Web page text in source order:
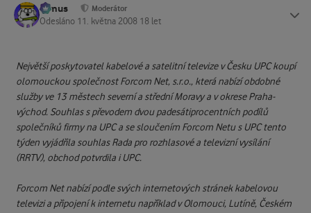
tomus Moderátor
Odesláno 11. května 2008 18 let
Největší poskytovatel kabelové a satelitní televize v Česku UPC koupí
olomouckou společnost Forcom Net, s.r.o., která nabízí obdobné
služby ve 13 městech severní a střední Moravy a v okrese Praha-
východ. Souhlas s převodem dvou padesátiprocentních podílů
společníků firmy na UPC a se sloučením Forcom Netu s UPC tento
týden vyjádřila souhlas Rada pro rozhlasové a televizní vysílání
(RRTV), obchod potvrdila i UPC.
Forcom Net nabízí podle svých internetových stránek kabelovou
televizi a připojení k internetu například v Olomouci, Lutíně, Českém